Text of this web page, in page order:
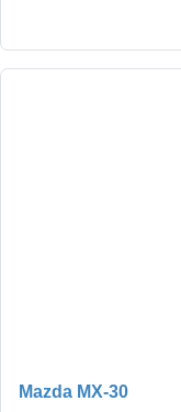
Mazda MX-30